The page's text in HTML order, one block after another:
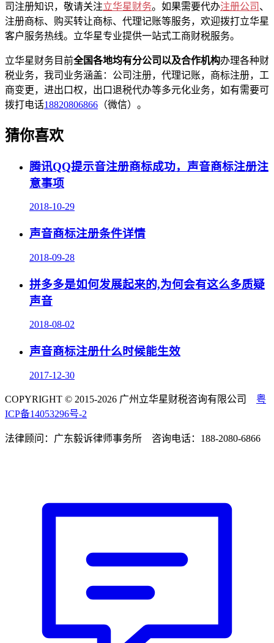
司注册知识，敬请关注立华星财务。如果需要代办注册公司 、
注册商标、购买转让商标、代理记账等服务，欢迎拨打立华星
客户服务热线。立华星专业提供一站式工商财税服务。
立华星财务目前全国各地均有分公司以及合作机构办理各种财
税业务，我司业务涵盖：公司注册，代理记账，商标注册，工
商变更，进出口权，出口退税代办等多元化业务，如有需要可
拨打电话18820806866 （微信）。
猜你喜欢
腾讯QQ提示音注册商标成功，声音商标注册注
意事项
2018-10-29
声音商标注册条件详情
2018-09-28
拼多多是如何发展起来的,为何会有这么多质疑
声音
2018-08-02
声音商标注册什么时候能生效
2017-12-30
COPYRIGHT © 2015-2026 广州立华星财税咨询有限公司 粤
ICP备14053296号-2
法律顾问：广东毅诉律师事务所 咨询电话：188-2080-6866